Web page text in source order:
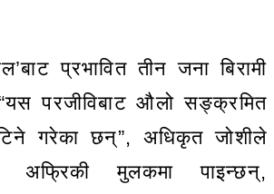
प्रभावित तीन जना बिरामी
परजीविबाट औलो सङ्क्रमित
गरेका छन्”, अधिकृत जोशीले
अफ्रिकी मुलकमा पाइन्छन्,